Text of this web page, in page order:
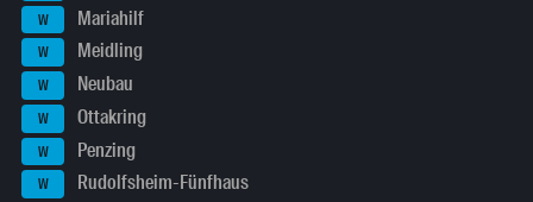
W Mariahilf
W Meidling
W Neubau
W Ottakring
W Penzing
W Rudolfsheim-Fünfhaus